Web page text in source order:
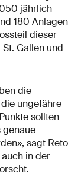
jährlich
180 Anlagen
dieser
Gallen und
die
ungefähre
sollten
genaue
sagt Reto
in der